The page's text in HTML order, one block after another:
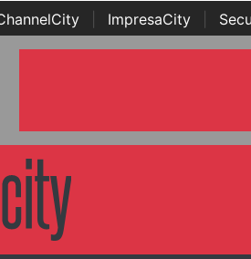
ImpresaCity